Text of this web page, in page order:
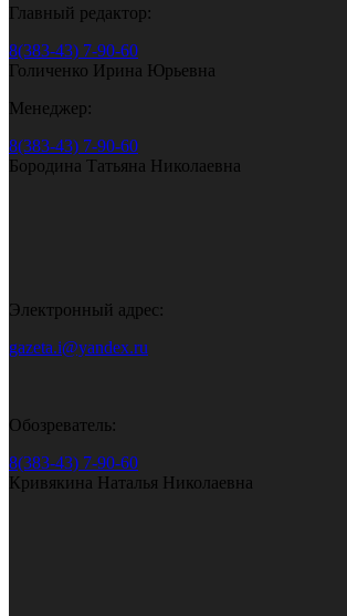
Главный редактор:
8(383-43) 7-90-60
Голиченко Ирина Юрьевна
Менеджер:
8(383-43) 7-90-60
Бородина Татьяна Николаевна
Электронный адрес:
gazeta.i@yandex.ru
Обозреватель:
8(383-43) 7-90-60
Кривякина Наталья Николаевна